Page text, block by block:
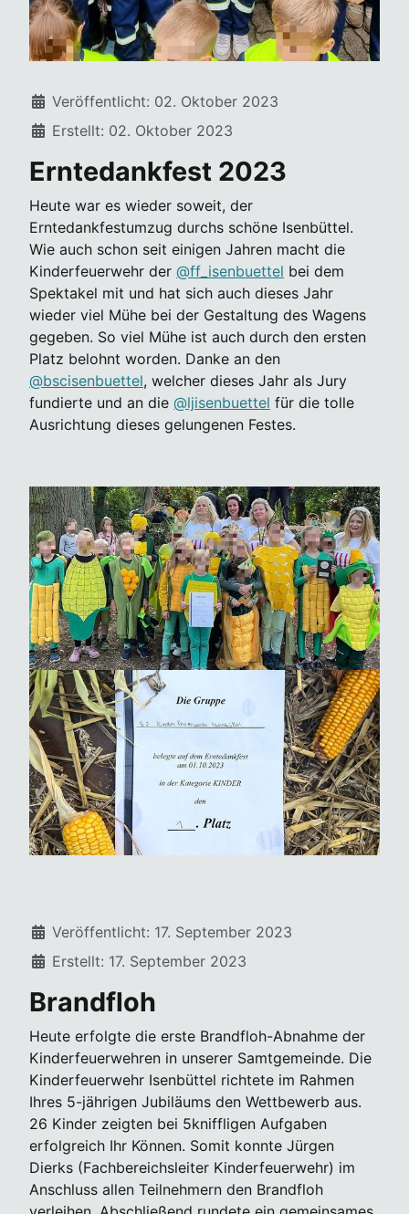
Details
Veröffentlicht: 02. Oktober 2023
Erstellt: 02. Oktober 2023
Erntedankfest 2023
Heute war es wieder soweit, der
Erntedankfestumzug durchs schöne Isenbüttel.
Wie auch schon seit einigen Jahren macht die
Kinderfeuerwehr der @ff_isenbuettel bei dem
Spektakel mit und hat sich auch dieses Jahr
wieder viel Mühe bei der Gestaltung des Wagens
gegeben. So viel Mühe ist auch durch den ersten
Platz belohnt worden. Danke an den
@bscisenbuettel, welcher dieses Jahr als Jury
fundierte und an die @ljisenbuettel für die tolle
Ausrichtung dieses gelungenen Festes.
Details
Veröffentlicht: 17. September 2023
Erstellt: 17. September 2023
Brandfloh
Heute erfolgte die erste Brandfloh-Abnahme der
Kinderfeuerwehren in unserer Samtgemeinde. Die
Kinderfeuerwehr Isenbüttel richtete im Rahmen
Ihres 5-jährigen Jubiläums den Wettbewerb aus.
26 Kinder zeigten bei 5kniffligen Aufgaben
erfolgreich Ihr Können. Somit konnte Jürgen
Dierks (Fachbereichsleiter Kinderfeuerwehr) im
Anschluss allen Teilnehmern den Brandfloh